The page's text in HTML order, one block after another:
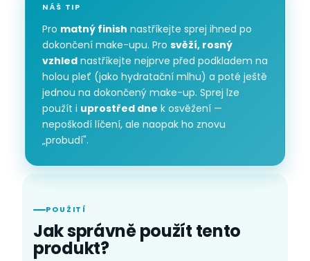
NÁŠ TIP
Pro matný finish nastříkejte sprej ihned po
dokončení make-upu. Pro svěží, rosný
vzhled nastříkejte nejprve před podkladem na
holou pleť (jako hydratační mlhu) a poté ještě
jednou na dokončený make-up. Sprej lze
použít i uprostřed dne k osvěžení —
nepoškodí líčení, ale naopak ho znovu
„probudí".
POUŽITÍ
Jak správně použít tento
produkt?